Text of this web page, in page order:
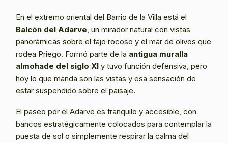
En el extremo oriental del Barrio de la Villa está el
Balcón del Adarve, un mirador natural con vistas
panorámicas sobre el tajo rocoso y el mar de olivos que
rodea Priego. Formó parte de la antigua muralla
almohade del siglo XI y tuvo función defensiva, pero
hoy lo que manda son las vistas y esa sensación de
estar suspendido sobre el paisaje.
El paseo por el Adarve es tranquilo y accesible, con
bancos estratégicamente colocados para contemplar la
puesta de sol o simplemente respirar la calma del